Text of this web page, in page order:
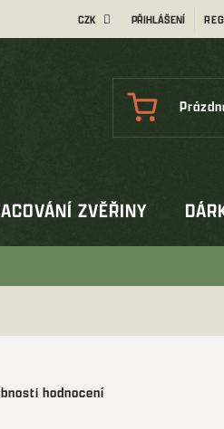
CZK PŘIHLÁŠENÍ
ZVĚŘINY
hodnocení